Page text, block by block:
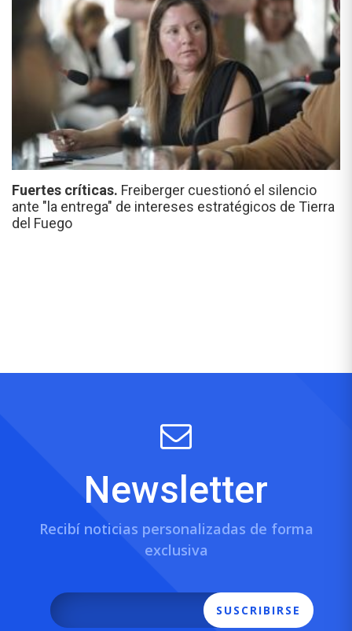
Fuertes críticas. Freiberger cuestionó el silencio
ante "la entrega" de intereses estratégicos de Tierra
del Fuego
Newsletter
Recibí noticias personalizadas de forma
exclusiva
SUSCRIBIRSE